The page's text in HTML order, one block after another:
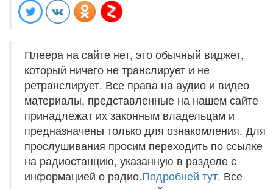
Плеера на сайте нет, это обычный виджет,
который ничего не транслирует и не
ретранслирует. Все права на аудио и видео
материалы, представленные на нашем сайте
принадлежат их законным владельцам и
предназначены только для ознакомления. Для
прослушивания просим переходить по ссылке
на радиостанцию, указанную в разделе с
информацией о радио.Подробней тут. Все